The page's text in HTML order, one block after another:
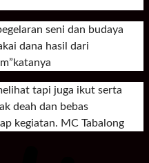
seni dan budaya
dana hasil dari
tapi juga ikut serta
deah dan bebas
kegiatan. MC Tabalong